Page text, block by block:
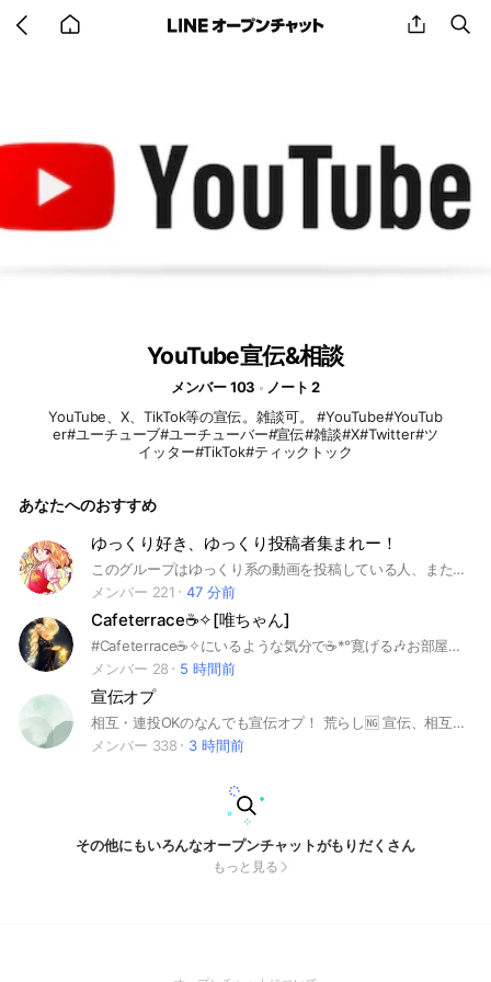
back share
YouTube宣伝&相談
メンバー 103
ノート 2
YouTube、X、TikTok等の宣伝。雑談可。 #YouTube#YouTub
er#ユーチューブ#ユーチューバー#宣伝#雑談#X#Twitter#ツ
イッター#TikTok#ティックトック
あなたへのおすすめ
ゆっくり好き、ゆっくり投稿者集まれー！
このグループはゆっくり系の動画を投稿している人、またはゆっくり動画が好きな人が気軽に雑談、動画についての相談などができる場です。 宣伝はノートに、プロフィール画像は何かしら付けるようお願いします。 抜ける時は抜ける前に「抜けます」などと言ってから抜けて頂くようお願いします。 入ったら大事なノートの確認お願いします m(_ _)m #ゆっくり #ゆっくり実況 #YouTube #ゆっくり茶番 #PV #霊夢 #魔理沙 ＃ゆっくりPV #東方 #東方Project
メンバー 221
47 分前
Cafeterrace☕✧[唯ちゃん]
#Cafeterrace☕✧にいるような気分で☕*°寛げる🎶お部屋を作りました☕*°#ご参加お待ちしてます🌟#ライブトーク告知可🎙#
メンバー 28
5 時間前
宣伝オプ
相互・連投OKのなんでも宣伝オプ！ 荒らし🆖 宣伝、相互で毎日盛り上がっています！ 管理人は現在、このルームと相互しているオプはありません！ 2024年5月31日設立 数人共同で作成したオープンチャット 2024/9月 100人突破しました！ 2025/2月 120人達成！ 2025/5/2 130人達成～ 7/26 150人達成！ 8/10 160人達成！ 8/31 200人達成！ ＃宣伝
メンバー 338
3 時間前
その他にもいろんなオープンチャットがもりだくさん
もっと見る